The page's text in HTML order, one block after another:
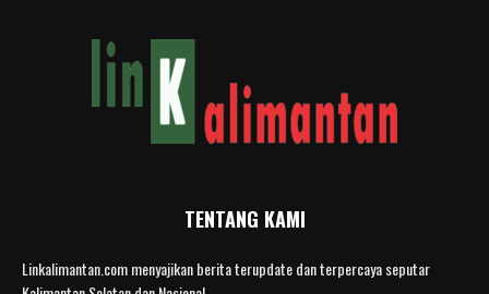
TENTANG KAMI
Linkalimantan.com menyajikan berita terupdate dan terpercaya seputar